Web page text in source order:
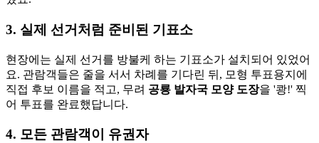
3. 실제 선거처럼 준비된 기표소
현장에는 실제 선거를 방불케 하는 기표소가 설치되어 있었어
요. 관람객들은 줄을 서서 차례를 기다린 뒤, 모형 투표용지에
직접 후보 이름을 적고, 무려 공룡 발자국 모양 도장을 '쾅!' 찍
어 투표를 완료했답니다.
4. 모든 관람객이 유권자